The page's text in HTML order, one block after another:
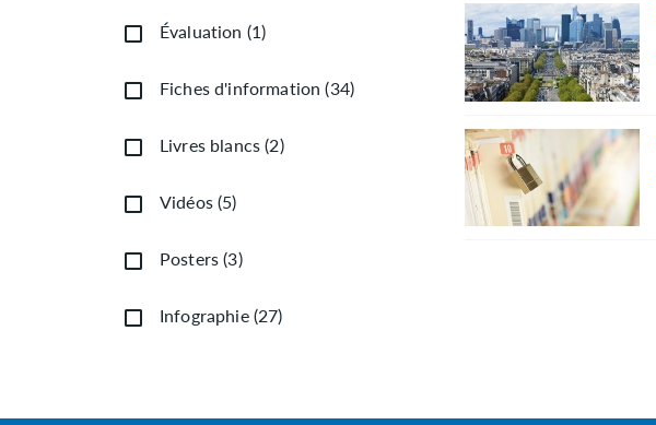
Évaluation (1)
Fiches d'information (34)
Livres blancs(2)
Vidéos(5)
Posters(3)
Infographie(27)